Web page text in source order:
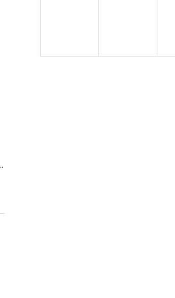
BUNDA, DÁMSKÁ